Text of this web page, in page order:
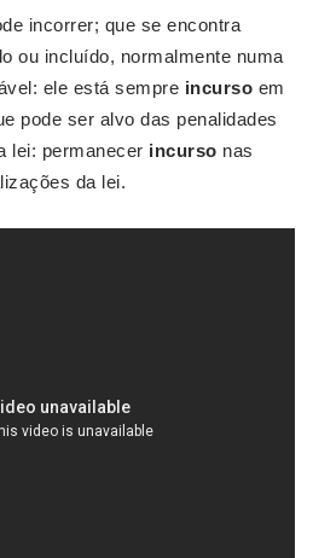
incorrer; que se encontra
ou incluído, normalmente numa
ele está sempre incurso em
pode ser alvo das penalidades
lei: permanecer incurso nas
da lei.